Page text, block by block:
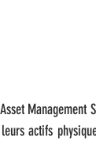
actifs